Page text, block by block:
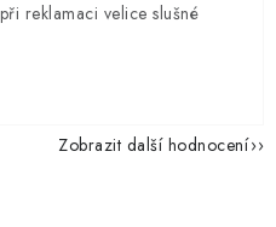
reklamaci velice slušné
Zobrazit další hodnocení